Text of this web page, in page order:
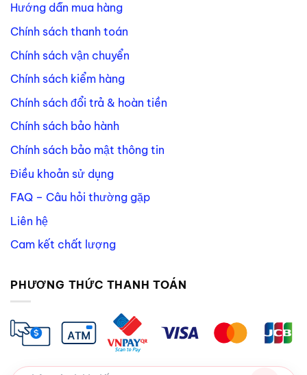
Hướng dẫn mua hàng
Chính sách thanh toán
Chính sách vận chuyển
Chính sách kiểm hàng
Chính sách đổi trả & hoàn tiền
Chính sách bảo hành
Chính sách bảo mật thông tin
Điều khoản sử dụng
FAQ – Câu hỏi thường gặp
Liên hệ
Cam kết chất lượng
PHƯƠNG THỨC THANH TOÁN